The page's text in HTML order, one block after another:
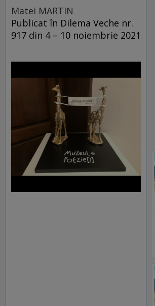
Matei MARTIN
Publicat în Dilema Veche nr.
917 din 4 – 10 noiembrie 2021